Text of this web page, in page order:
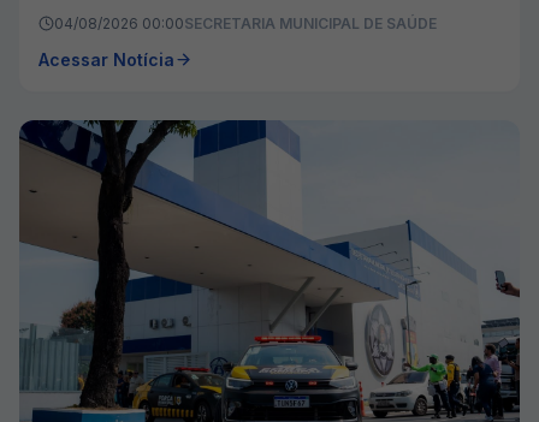
04/08/2026 00:00SECRETARIA MUNICIPAL DE SAÚDE
Acessar Notícia